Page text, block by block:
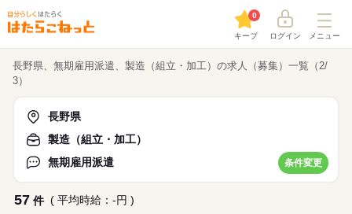
キープ
0
ログイン メニュー
長野県、無期雇用派遣、製造（組立・加工）の求人（募集）一覧（2/
3）
長野県
製造（組立・加工）
無期雇用派遣
条件変更
57 件 ( 平均時給：-円 )